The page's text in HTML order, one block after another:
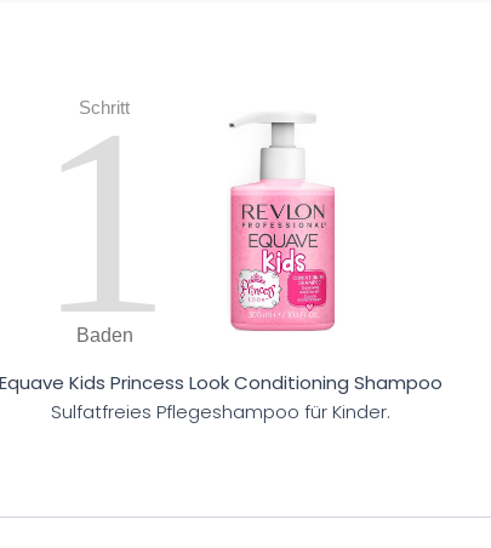
Schritt
1
Baden
Equave Kids Princess Look Conditioning Shampoo
Sulfatfreies Pflegeshampoo für Kinder.